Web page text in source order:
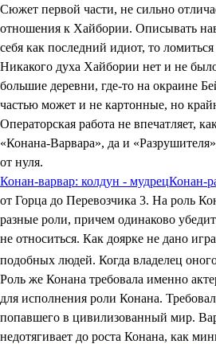
Сюжет первой части, не сильно
отношения к Хайбории. Описывать
себя как последний идиот, то
Никакого духа Хайбории нет и не
большие деревни, где-то на окраине
частью может и не картонные, но
Операторская работа не впечатляет,
«Конана-Варвара», да и
от нуля.
Конан-варвар: колдун - мудрецКонан-
от Горца до Перевозчика 3. На роль
разные роли, причем одинаково
не относиться. Как доярке не дано
подобных людей. Когда владелец
Роль же Конана требовала именно
для исполнения роли Конана.
попавшего в цивилизованный мир.
недотягивает до роста Конана, как